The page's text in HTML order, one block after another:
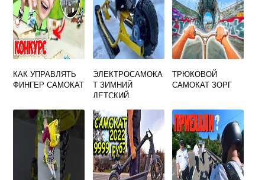
КАК УПРАВЛЯТЬ
ФИНГЕР САМОКАТ
ЭЛЕКТРОСАМОКА
Т ЗИМНИЙ
ДЕТСКИЙ
ТРЮКОВОЙ
САМОКАТ ЗОРГ